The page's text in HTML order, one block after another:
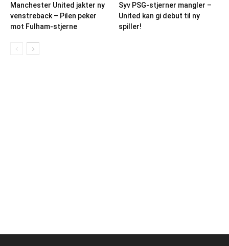
Manchester United jakter ny
venstreback – Pilen peker
mot Fulham-stjerne
Syv PSG-stjerner mangler –
United kan gi debut til ny
spiller!